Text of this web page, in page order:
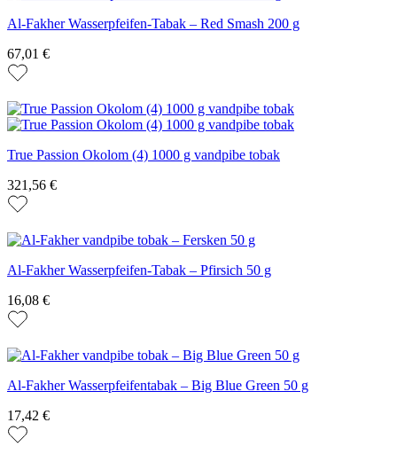
Al-Fakher Wasserpfeifen-Tabak – Red Smash 200 g
67,01 €
True Passion Okolom (4) 1000 g vandpibe tobak
321,56 €
Al-Fakher Wasserpfeifen-Tabak – Pfirsich 50 g
16,08 €
Al-Fakher Wasserpfeifentabak – Big Blue Green 50 g
17,42 €